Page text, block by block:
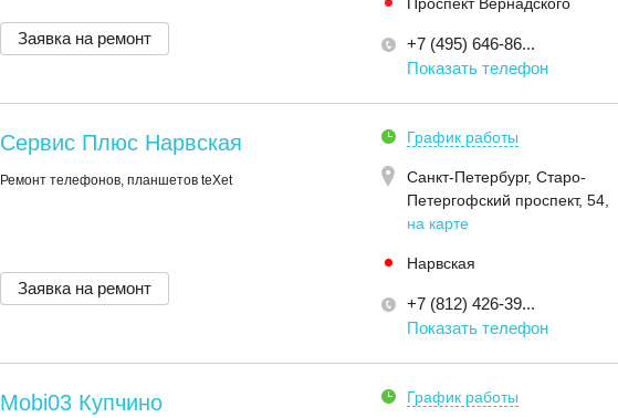
+7 (495) 646-86...
Показать телефон
Заявка на ремонт
Сервис Плюс Нарвская
Ремонт телефонов, планшетов teXet
График работы
Санкт-Петербург, Старо-
Петергофский проспект, 54
на карте
Нарвская
+7 (812) 426-39...
Показать телефон
Заявка на ремонт
Mobi03 Купчино График работы